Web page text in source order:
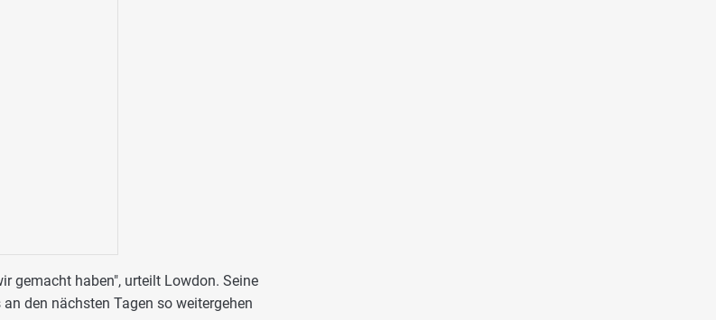
gemacht haben", urteilt Lowdon. Seine
den nächsten Tagen so weitergehen